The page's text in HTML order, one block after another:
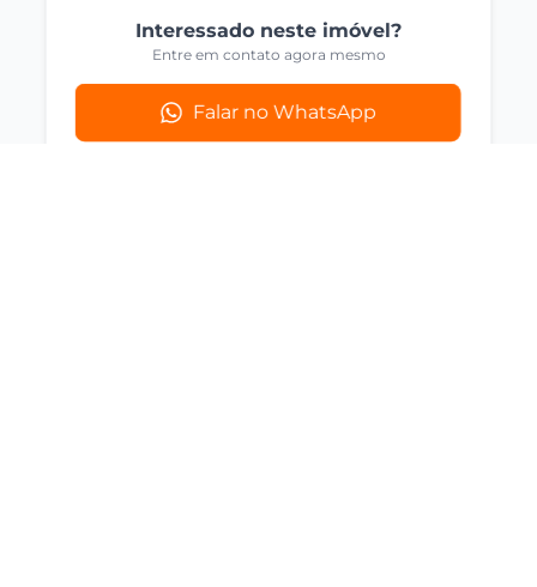
Interessado neste imóvel?
Entre em contato agora mesmo
Falar no WhatsApp